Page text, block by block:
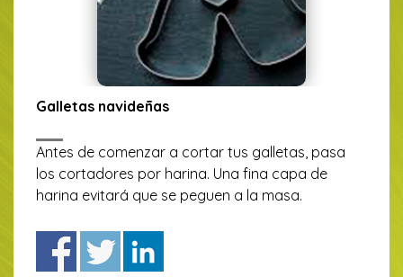
Galletas navideñas
Antes de comenzar a cortar tus galletas, pasa
los cortadores por harina. Una fina capa de
harina evitará que se peguen a la masa.